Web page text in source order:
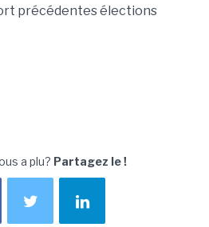
précédentes élections
a plu? Partagez le !